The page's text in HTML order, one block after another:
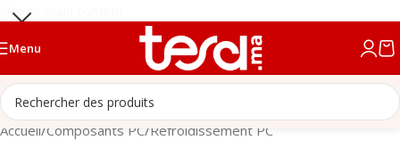
Skip to main content
Menu
Accueil/Composants PC/Refroidissement PC